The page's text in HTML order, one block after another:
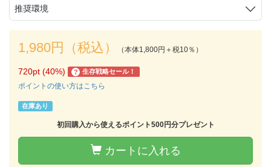
推奨環境
1,980円（税込） （本体1,800円＋税10％）
720pt (40%) ? 生存戦略セール！
ポイントの使い方はこちら
在庫あり
初回購入から使えるポイント500円分プレゼント
カートに入れる